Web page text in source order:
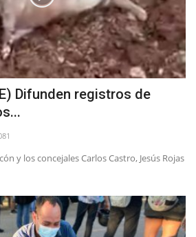
Difunden registros de
y los concejales Carlos Castro, Jesús Rojas